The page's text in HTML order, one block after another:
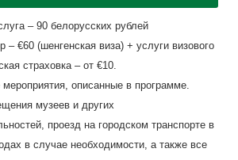
– 90 белорусских рублей
– €60 (шенгенская виза) + услуги визового
страховка – от €10.
описанные в программе.
музеев и других
проезд на городском транспорте в
в случае необходимости, а также все